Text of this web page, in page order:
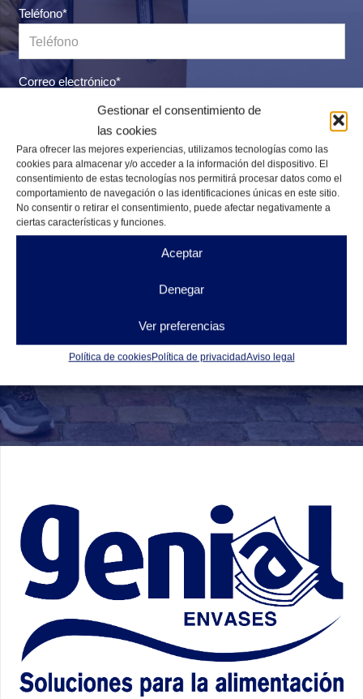
Gestionar el consentimiento de
las cookies
Para ofrecer las mejores experiencias, utilizamos tecnologías como las
cookies para almacenar y/o acceder a la información del dispositivo. El
consentimiento de estas tecnologías nos permitirá procesar datos como el
comportamiento de navegación o las identificaciones únicas en este sitio.
No consentir o retirar el consentimiento, puede afectar negativamente a
ciertas características y funciones.
Aceptar
Denegar
Ver preferencias
Política de cookiesPolítica de privacidadAviso legal
Teléfono*
Correo electrónico*
Mensaje
política de privacidad